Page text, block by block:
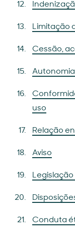
Limitação
Cessão,
uso
Relação
Aviso
Legislação
Conduta